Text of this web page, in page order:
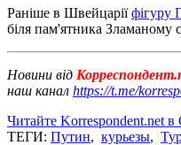
Раніше в Швейцаріїфігуру
біля пам'ятника Зламаному
Новини від
наш канал https://t.me/
Читайте Korrespondent.net в
ТЕГИ: Путин, курьезы,